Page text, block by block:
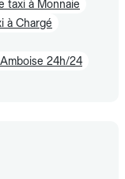
taxi à Monnaie
à Chargé
24h/24